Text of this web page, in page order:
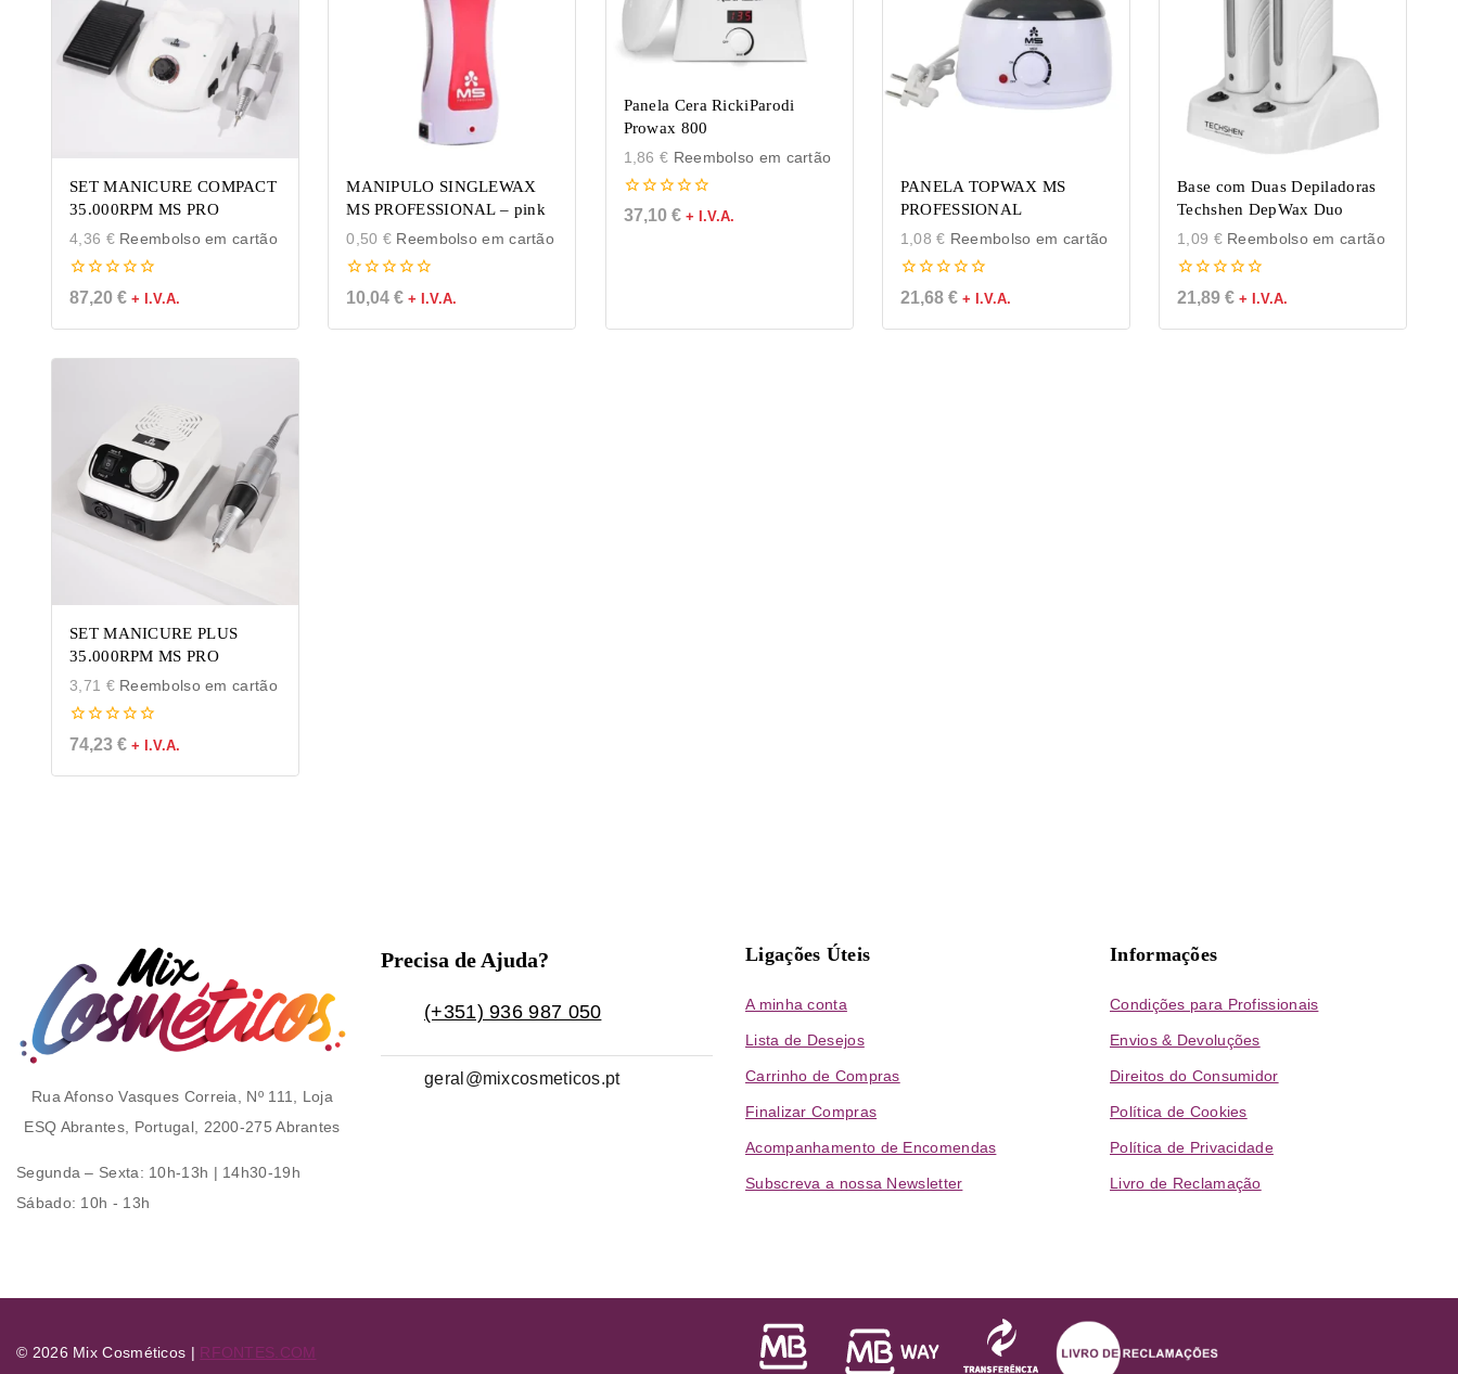
SET MANICURE COMPACT
35.000RPM MS PRO
4,36 €Reembolso em cartão
0
de
87,20 € + I.V.A.
MANIPULO SINGLEWAX
MS PROFESSIONAL – pink
0,50 € Reembolso em cartão
0
de
10,04€ + I.V.A.
Panela Cera RickiParodi
Prowax 800
1,86 € Reembolso em cartão
0
de
37,10 € + I.V.A.
PANELA TOPWAX MS
PROFESSIONAL
1,08€ Reembolso em cartão
0
de
21,68 € + I.V.A.
Base com Duas Depiladoras
Techshen DepWax Duo
1,09 €Reembolso em cartão
0
de
21,89 € + I.V.A.
SET MANICURE PLUS
35.000RPM MS PRO
3,71 €Reembolso em cartão
0
de
74,23 € + I.V.A.
Rua Afonso Vasques Correia, Nº 111, Loja
ESQ Abrantes, Portugal, 2200-275 Abrantes
Segunda – Sexta: 10h-13h | 14h30-19h
Sábado: 10h - 13h
Precisa de Ajuda?
(+351) 936 987 050
geral@mixcosmeticos.pt
Ligações Úteis
A minha conta
Lista de Desejos
Carrinho de Compras
Finalizar Compras
Acompanhamento de Encomendas
Subscreva a nossa Newsletter
Informações
Condições para Profissionais
Envios & Devoluções
Direitos do Consumidor
Política de Cookies
Política de Privacidade
Livro de Reclamação
© 2026 Mix Cosméticos | RFONTES.COM